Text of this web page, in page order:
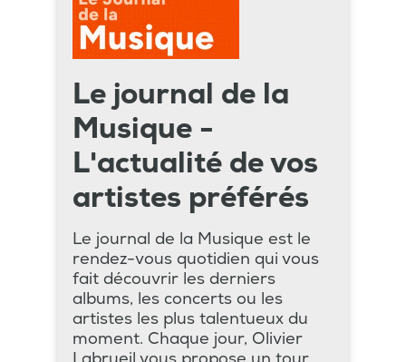
Le journal de la
Musique -
L'actualité de vos
artistes préférés
Le journal de la Musique est le
rendez-vous quotidien qui vous
fait découvrir les derniers
albums, les concerts ou les
artistes les plus talentueux du
moment. Chaque jour, Olivier